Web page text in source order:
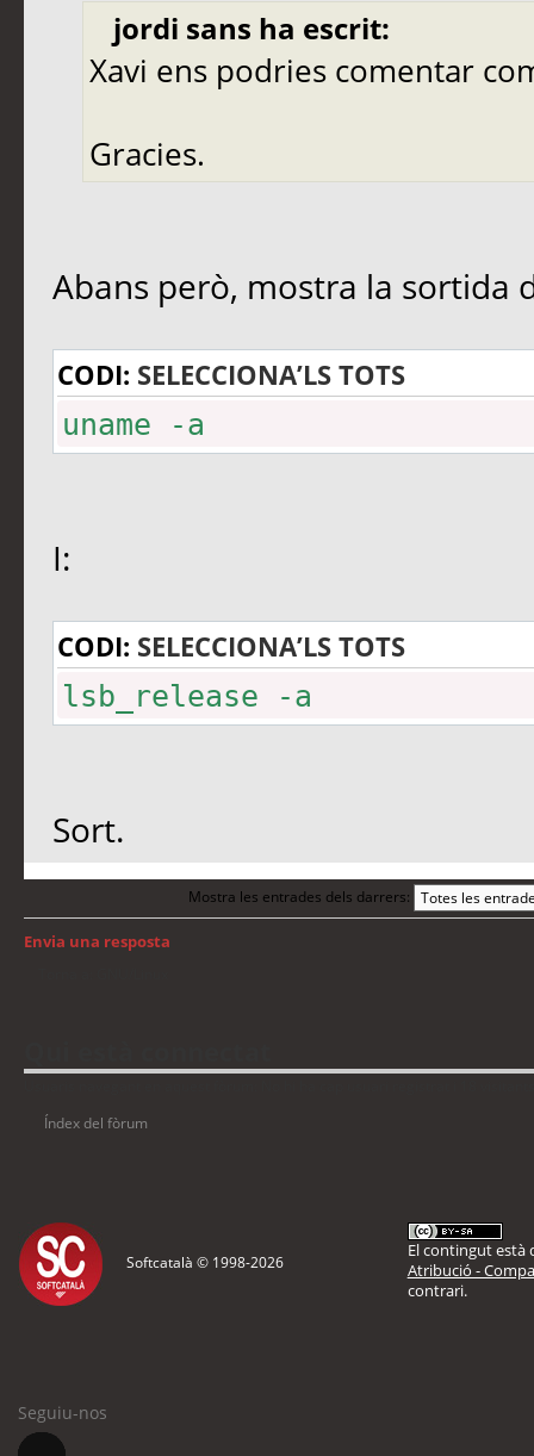
jordi sans ha escrit:
Xavi ens podries comentar
Gracies.
Abans però, mostra la sortida
CODI: SELECCIONA’LS TOTS
uname -a
I:
CODI: SELECCIONA’LS TOTS
lsb_release -a
Sort.
Mostra les entrades dels darrers:
Envia una resposta
Índex del fòrum
Softcatalà © 1998-2026
El contingut està
Atribució -
contrari.
Seguiu-nos